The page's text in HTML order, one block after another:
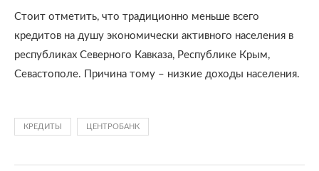
Стоит отметить, что традиционно меньше всего
кредитов на душу экономически активного населения в
республиках Северного Кавказа, Республике Крым,
Севастополе. Причина тому – низкие доходы населения.
КРЕДИТЫ ЦЕНТРОБАНК